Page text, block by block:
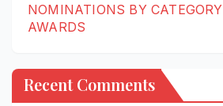
NOMINATIONS BY
AWARDS
Recent Comments